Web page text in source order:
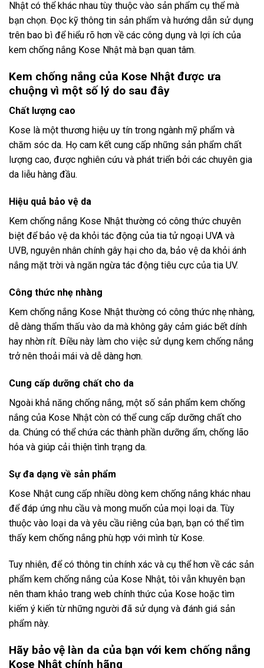
Nhật có thể khác nhau tùy thuộc vào sản phẩm cụ thể mà
bạn chọn. Đọc kỹ thông tin sản phẩm và hướng dẫn sử dụng
trên bao bì để hiểu rõ hơn về các công dụng và lợi ích của
kem chống nắng Kose Nhật mà bạn quan tâm.
Kem chống nắng của Kose Nhật được ưa
chuộng vì một số lý do sau đây
Chất lượng cao
Kose là một thương hiệu uy tín trong ngành mỹ phẩm và
chăm sóc da. Họ cam kết cung cấp những sản phẩm chất
lượng cao, được nghiên cứu và phát triển bởi các chuyên gia
da liễu hàng đầu.
Hiệu quả bảo vệ da
Kem chống nắng Kose Nhật thường có công thức chuyên
biệt để bảo vệ da khỏi tác động của tia tử ngoại UVA và
UVB, nguyên nhân chính gây hại cho da, bảo vệ da khỏi ánh
nắng mặt trời và ngăn ngừa tác động tiêu cực của tia UV.
Công thức nhẹ nhàng
Kem chống nắng Kose Nhật thường có công thức nhẹ nhàng,
dễ dàng thẩm thấu vào da mà không gây cảm giác bết dính
hay nhờn rít. Điều này làm cho việc sử dụng kem chống nắng
trở nên thoải mái và dễ dàng hơn.
Cung cấp dưỡng chất cho da
Ngoài khả năng chống nắng, một số sản phẩm kem chống
nắng của Kose Nhật còn có thể cung cấp dưỡng chất cho
da. Chúng có thể chứa các thành phần dưỡng ẩm, chống lão
hóa và giúp cải thiện tình trạng da.
Sự đa dạng về sản phẩm
Kose Nhật cung cấp nhiều dòng kem chống nắng khác nhau
để đáp ứng nhu cầu và mong muốn của mọi loại da. Tùy
thuộc vào loại da và yêu cầu riêng của bạn, bạn có thể tìm
thấy kem chống nắng phù hợp với mình từ Kose.
Tuy nhiên, để có thông tin chính xác và cụ thể hơn về các sản
phẩm kem chống nắng của Kose Nhật, tôi vẫn khuyên bạn
nên tham khảo trang web chính thức của Kose hoặc tìm
kiếm ý kiến từ những người đã sử dụng và đánh giá sản
phẩm này.
Hãy bảo vệ làn da của bạn với kem chống nắng
Kose Nhật chính hãng